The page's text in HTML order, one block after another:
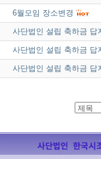
6월모임 장소변경
사단법인 설립 축하금 답
사단법인 설립 축하금 답
사단법인 설립 축하금 답